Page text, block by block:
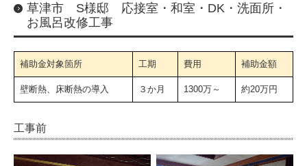
土地・分譲
会社概要
フジサワのサービス
草津市 S様邸 応接室・和室・DK・洗面所・
お風呂改修工事
補助金対象箇所 工期 費用 補助金額
壁断熱、床断熱の導入 ３か月 1300万～ 約20万円
工事前